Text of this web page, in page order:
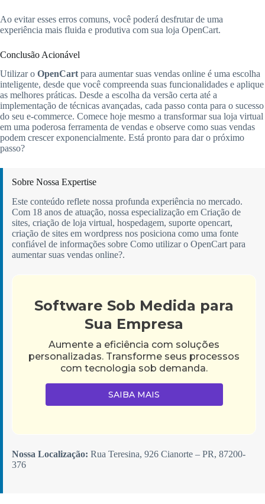
Ao evitar esses erros comuns, você poderá desfrutar de uma
experiência mais fluida e produtiva com sua loja OpenCart.
Conclusão Acionável
Utilizar o OpenCartpara aumentar suas vendas online é uma escolha
inteligente, desde que você compreenda suas funcionalidades e aplique
as melhores práticas. Desde a escolha da versão certa até a
implementação de técnicas avançadas, cada passo conta para o sucesso
do seu e-commerce. Comece hoje mesmo a transformar sua loja virtual
em uma poderosa ferramenta de vendas e observe como suas vendas
podem crescer exponencialmente. Está pronto para dar o próximo
passo?
Sobre Nossa Expertise
Este conteúdo reflete nossa profunda experiência no mercado.
Com 18 anos de atuação, nossa especialização em Criação de
sites, criação de loja virtual, hospedagem, suporte opencart,
criação de sites em wordpress nos posiciona como uma fonte
confiável de informações sobre Como utilizar o OpenCart para
aumentar suas vendas online?.
Software Sob Medida para
Sua Empresa
Aumente a eficiência com soluções
personalizadas. Transforme seus processos
com tecnologia sob demanda.
SAIBA MAIS
Nossa Localização: Rua Teresina, 926 Cianorte – PR, 87200-
376